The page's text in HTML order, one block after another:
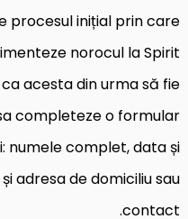
procesul inițial prin care
norocul la Spirit
acesta din urma să fie
completeze o formular
numele complet, data și
adresa de domiciliu sau
contact.